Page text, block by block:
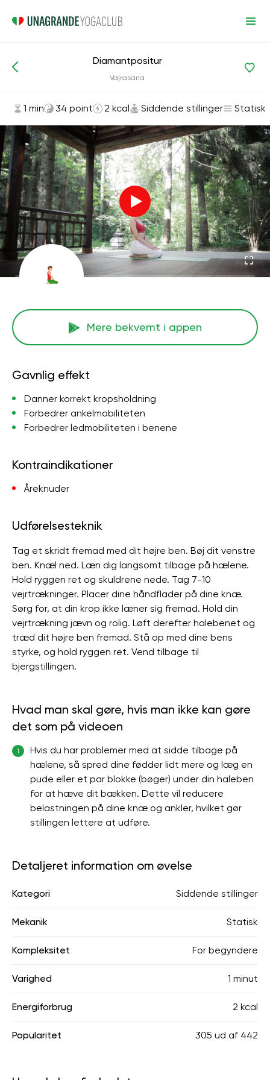
Siddende stillinger
Diamantpositur
Vajrasana
1 min 34 point 2 kcal Siddende stillinger Statisk
Mere bekvemt i appen
Gavnlig effekt
Danner korrekt kropsholdning
Forbedrer ankelmobiliteten
Forbedrer ledmobiliteten i benene
Kontraindikationer
Åreknuder
Udførelsesteknik
Tag et skridt fremad med dit højre ben. Bøj dit venstre
ben. Knæl ned. Læn dig langsomt tilbage på hælene.
Hold ryggen ret og skuldrene nede. Tag 7-10
vejrtrækninger. Placer dine håndflader på dine knæ.
Sørg for, at din krop ikke læner sig fremad. Hold din
vejrtrækning jævn og rolig. Løft derefter halebenet og
træd dit højre ben fremad. Stå op med dine bens
styrke, og hold ryggen ret. Vend tilbage til
bjergstillingen.
Hvad man skal gøre, hvis man ikke kan gøre
det som på videoen
1
Hvis du har problemer med at sidde tilbage på
hælene, så spred dine fødder lidt mere og læg en
pude eller et par blokke (bøger) under din haleben
for at hæve dit bækken. Dette vil reducere
belastningen på dine knæ og ankler, hvilket gør
stillingen lettere at udføre.
Detaljeret information om øvelse
Kategori Siddende stillinger
Mekanik Statisk
Kompleksitet For begyndere
Varighed 1 minut
Energiforbrug 2 kcal
Popularitet 305 ud af 442